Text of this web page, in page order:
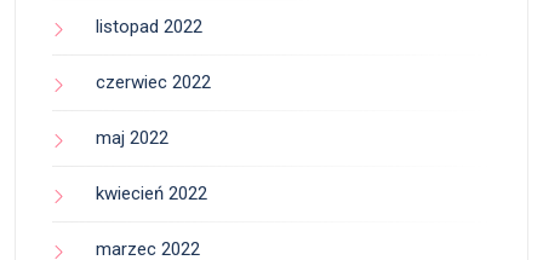
listopad 2022
czerwiec 2022
maj 2022
kwiecień 2022
marzec 2022